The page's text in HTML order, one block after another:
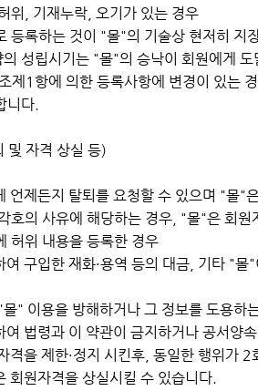
위, 기재누락, 오기가 있는 경우
등록하는 것이 "몰"의 기술상 현저히 지
성립시기는 "몰"의 승낙이 회원에게 도
1항에 의한 등록사항에 변경이 있는
니다.
및 자격 상실 등)
제든지 탈퇴를 요청할 수 있으며 "몰"
호의 사유에 해당하는 경우, "몰"은 회원
허위 내용을 등록한 경우
구입한 재화·용역 등의 대금, 기타 "
" 이용을 방해하거나 그 정보를 도용하
법령과 이 약관이 금지하거나 공서양
을 제한·정지 시킨후, 동일한 행위가
회원자격을 상실시킬 수 있습니다.